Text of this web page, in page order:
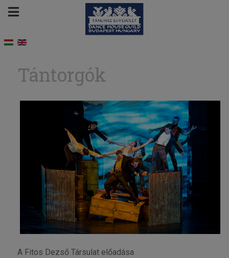
Tántorgók
A Fitos Dezső Társulat előadása